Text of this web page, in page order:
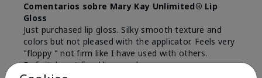
Comentarios sobre Mary Kay Unlimited® Lip
Gloss
Just purchased lip gloss. Silky smooth texture and
colors but not pleased with the applicator. Feels very
"floppy " not firm like I have used with others.
Definitely not firm like samples were.